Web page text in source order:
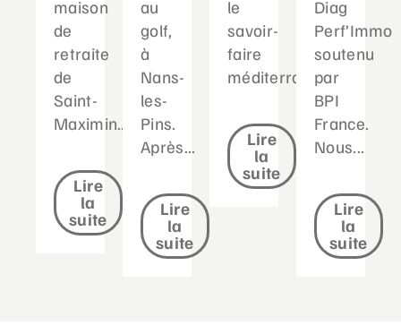
maison
de
retraite
de
Saint-
Maximin....
Lire
la
suite
au
golf,
à
Nans-
les-
Pins.
Après...
Lire
la
suite
le
savoir-
faire
méditerranéen...
Lire
la
suite
Diag
Perf’Immo
soutenu
par
BPI
France.
Nous...
Lire
la
suite